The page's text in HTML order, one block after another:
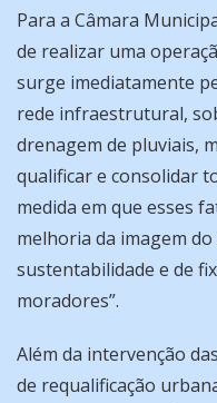
Para a Câmara
de realizar uma
surge imediatamente
rede infraestrutural,
drenagem de pluviais,
qualificar e consolidar
medida em que esses
melhoria da imagem
sustentabilidade e de
moradores”.
Além da intervenção
de requalificação